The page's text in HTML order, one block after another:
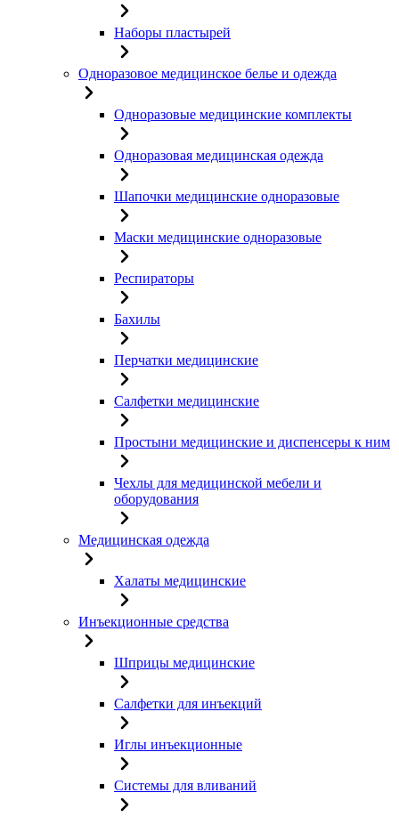
Наборы пластырей
Одноразовое медицинское белье и одежда
Одноразовые медицинские комплекты
Одноразовая медицинская одежда
Шапочки медицинские одноразовые
Маски медицинские одноразовые
Респираторы
Бахилы
Перчатки медицинские
Салфетки медицинские
Простыни медицинские и диспенсеры к ним
Чехлы для медицинской мебели и
оборудования
Медицинская одежда
Халаты медицинские
Инъекционные средства
Шприцы медицинские
Салфетки для инъекций
Иглы инъекционные
Системы для вливаний